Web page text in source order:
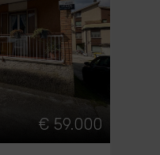
€ 59.000